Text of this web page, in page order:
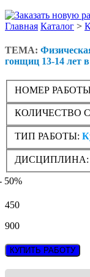
Главная Каталог >
ТЕМА:
гонщиц 13-14
НОМЕР
КОЛИЧЕСТВО
ТИП РАБОТЫ:
ДИСЦИПЛИНА:
50%
450
900
КУПИТЬ РАБОТУ